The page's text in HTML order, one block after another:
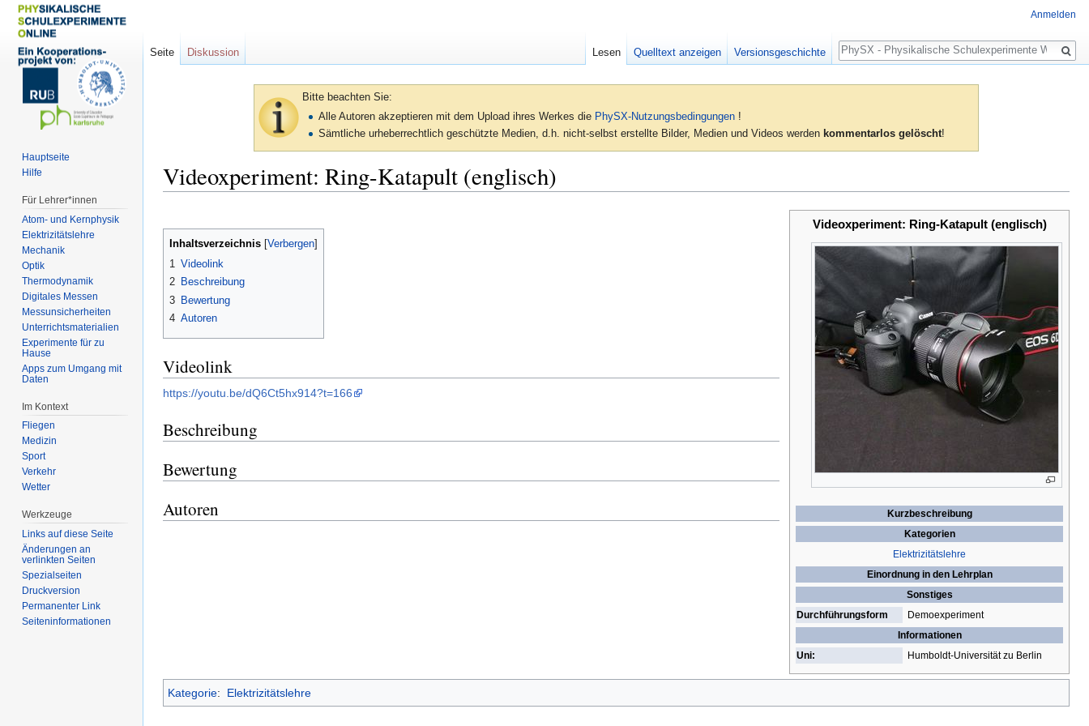
Bitte beachten Sie:
Alle Autoren akzeptieren mit dem Upload ihres Werkes die PhySX-Nutzungsbedingungen !
Sämtliche urheberrechtlich geschützte Medien, d.h. nicht-selbst erstellte Bilder, Medien und Videos werden kommentarlos gelöscht!
Videoxperiment: Ring-Katapult (englisch)
Navigation
springen
Suche
springen
Videoxperiment: Ring-Katapult (englisch)
Kurzbeschreibung
Kategorien
Elektrizitätslehre
Einordnung in den Lehrplan
Sonstiges
Durchführungsform
Demoexperiment
Informationen
Uni:
Humboldt-Universität zu Berlin
Inhaltsverzeichnis
1
Videolink
2 Beschreibung
3 Bewertung
4 Autoren
Videolink
https://youtu.be/dQ6Ct5hx914?t=166
Beschreibung
Bewertung
Autoren
Kategorie: Elektrizitätslehre
Anmelden
Seite Diskussion Lesen Quelltext anzeigen Versionsgeschichte
Suche
Hauptseite
Hilfe
Für Lehrer*innen
Atom- und Kernphysik
Elektrizitätslehre
Mechanik
Optik
Thermodynamik
Digitales Messen
Messunsicherheiten
Unterrichtsmaterialien
Experimente für zu
Hause
Apps zum Umgang mit
Daten
Im Kontext
Fliegen
Medizin
Sport
Verkehr
Wetter
Werkzeuge
Links auf diese Seite
Änderungen an
verlinkten Seiten
Spezialseiten
Druckversion
Permanenter Link
Seiten­informationen